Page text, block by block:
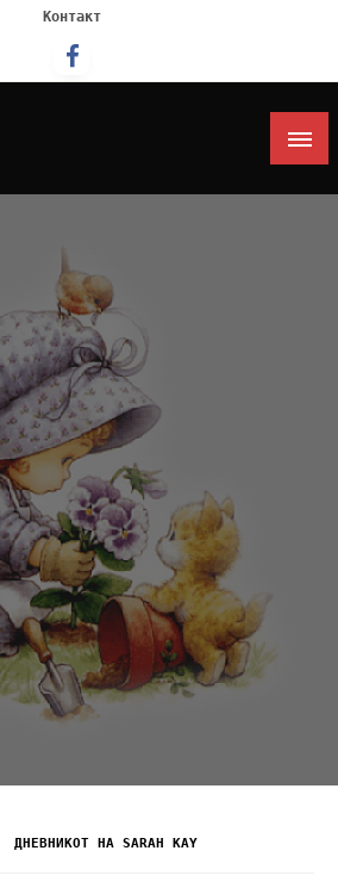
Контакт
ДНЕВНИКОТ НА SARAH KAY